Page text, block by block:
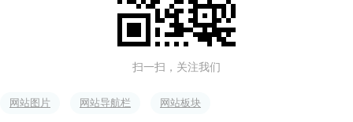
扫一扫，关注我们
网站图片 网站导航栏 网站板块